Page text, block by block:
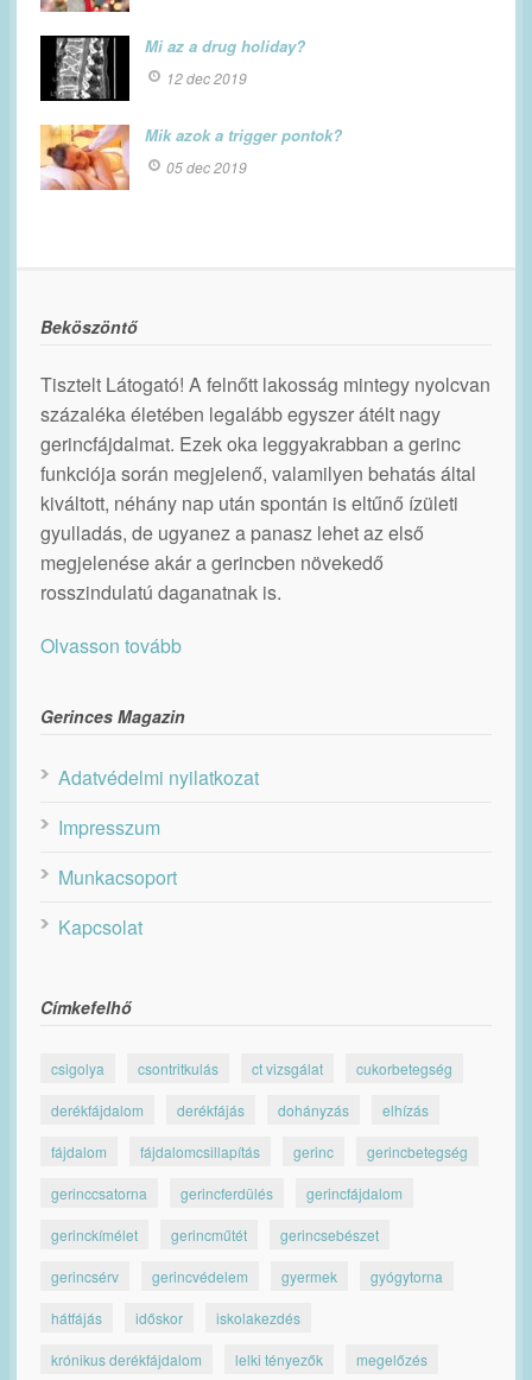
Mi az a drug holiday?
12 dec 2019
Mik azok a trigger pontok?
05 dec 2019
Beköszöntő
Tisztelt Látogató! A felnőtt lakosság mintegy nyolcvan
százaléka életében legalább egyszer átélt nagy
gerincfájdalmat. Ezek oka leggyakrabban a gerinc
funkciója során megjelenő, valamilyen behatás által
kiváltott, néhány nap után spontán is eltűnő ízületi
gyulladás, de ugyanez a panasz lehet az első
megjelenése akár a gerincben növekedő
rosszindulatú daganatnak is.
Olvasson tovább
Gerinces Magazin
Adatvédelmi nyilatkozat
Impresszum
Munkacsoport
Kapcsolat
Címkefelhő
csigolya csontritkulás ct vizsgálat cukorbetegség
derékfájdalom derékfájás dohányzás elhízás
fájdalom fájdalomcsillapítás gerinc gerincbetegség
gerinccsatorna gerincferdülés gerincfájdalom
gerinckímélet gerincműtét gerincsebészet
gerincsérv gerincvédelem gyermek gyógytorna
hátfájás időskor iskolakezdés
krónikus derékfájdalom lelki tényezők megelőzés